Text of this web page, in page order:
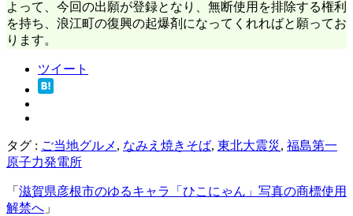
よって、今回の出願が登録となり、無断使用を排除する権利
を持ち、浪江町の復興の起爆剤になってくれればと願ってお
ります。
ツイート
タグ : ご当地グルメ , なみえ焼きそば, 東北大震災, 福島第一
原子力発電所
「 滋賀県彦根市のゆるキャラ「ひこにゃん」写真の商標使用
解禁へ 」